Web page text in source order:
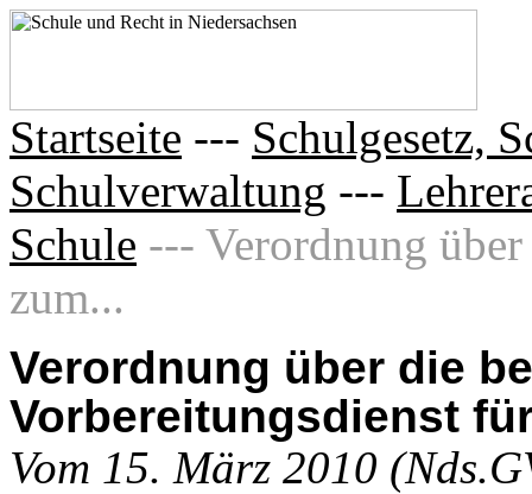
Startseite --- Schulgesetz,
Schulverwaltung ---
Schule --- Verordnung
zum...
Verordnung über die
Vorbereitungsdienst
Vom 15. März 2010